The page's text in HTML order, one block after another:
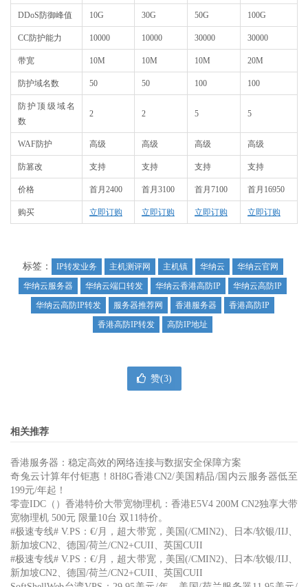
DDoS防御峰值 10G 30G 50G 100G
CC防护能力 10000 10000 30000 30000
带宽 10M 10M 10M 20M
防护域名数 50 50 100 100
防护顶级域名
数
2 2 5 5
WAF防护 高级 高级 高级 高级
防篡改 支持 支持 支持 支持
价格 首月2400 首月3100 首月7100 首月16950
购买 立即订购 立即订购 立即订购 立即订购
标签： IP转发业务 主机测评网 主机镇 华纳云
华纳云官网
华纳云服务器
华纳云端口转发 华纳云香港高防IP
华纳云高防IP
华纳云高防IP转发
服务器推荐网 香港服务器
香港高防IP
香港高防IP转发
高防IP地址
赞(3)
相关推荐
香港服务器：稳定高效的网络连接与数据安全保障方案
奇兔云计算年付钜惠！8H8G香港CN2/美国精品/国内云服务器低至
199元/年起！
零壹IDC（）香港特价大带宽物理机：香港E5V4 200M CN2独享大带
宽物理机 500元 限量10台 双11特价。
#极速专线# V.PS：€/月，超大带宽，美国(/CMIN2)、日本/软银/IIJ、
新加坡CN2、德国/荷兰/CN2+CUII、英国CUII
#极速专线# V.PS：€/月，超大带宽，美国(/CMIN2)、日本/软银/IIJ、
新加坡CN2、德国/荷兰/CN2+CUII、英国CUII